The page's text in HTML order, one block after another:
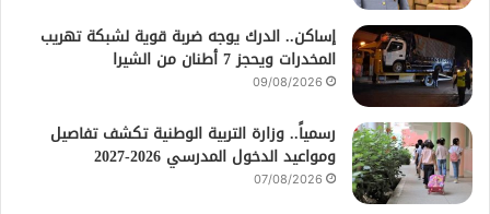
إساكن.. الدرك يوجه ضربة قوية لشبكة تهريب
المخدرات ويحجز 7 أطنان من الشيرا
09/08/2026
رسمياً.. وزارة التربية الوطنية تكشف تفاصيل
ومواعيد الدخول المدرسي 2026-2027
07/08/2026